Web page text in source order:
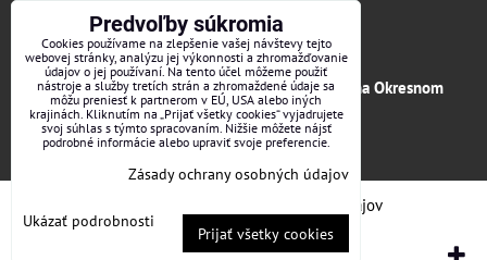
invoice.profitexsk@gmail.com
IČO: 36313157
IČ DPH: SK 2020182615
Firma je zapísaná v obchodnom registri vedenom na Okresnom
súde v Trenčíne, vložka č.12066/R odd. s.r.o.
Zásady ochrany osobných údajov
Predvoľby súkromia
Cookies používame na zlepšenie vašej návštevy tejto
webovej stránky, analýzu jej výkonnosti a zhromažďovanie
údajov o jej používaní. Na tento účel môžeme použiť
nástroje a služby tretích strán a zhromaždené údaje sa
môžu preniesť k partnerom v EÚ, USA alebo iných
krajinách. Kliknutím na „Prijať všetky cookies“ vyjadrujete
svoj súhlas s týmto spracovaním. Nižšie môžete nájsť
podrobné informácie alebo upraviť svoje preferencie.
Zásady ochrany osobných údajov
Ukázať podrobnosti
Prijať všetky cookies